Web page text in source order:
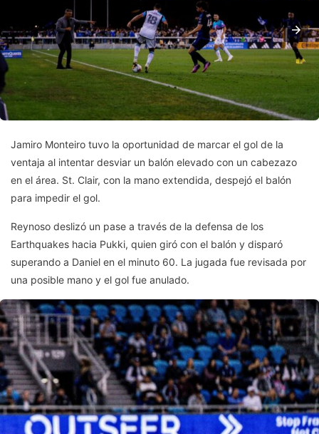
Jamiro Monteiro tuvo la oportunidad de marcar el gol de la
ventaja al intentar desviar un balón elevado con un cabezazo
en el área. St. Clair, con la mano extendida, despejó el balón
para impedir el gol.
Reynoso deslizó un pase a través de la defensa de los
Earthquakes hacia Pukki, quien giró con el balón y disparó
superando a Daniel en el minuto 60. La jugada fue revisada por
una posible mano y el gol fue anulado.